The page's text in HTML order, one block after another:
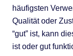
häufigsten
Qualität oder
“gut” ist, kann
ist oder gut